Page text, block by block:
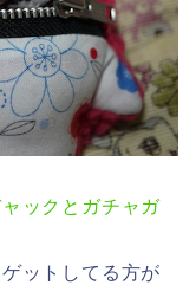
ックとガチャガ
ットしてる方が